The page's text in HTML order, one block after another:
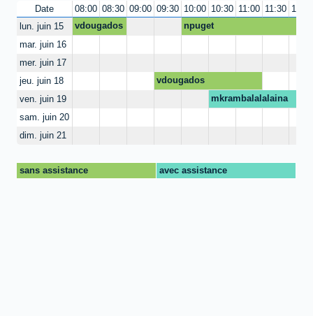
Date 08:00 08:30 09:00 09:30 10:00 10:30 11:00 11:30 12:00
lun. juin 15
vdougados
npuget
mar. juin 16
mer. juin 17
jeu. juin 18
vdougados
ven. juin 19
mkrambalalalaina
sam. juin 20
dim. juin 21
sans assistance avec assistance